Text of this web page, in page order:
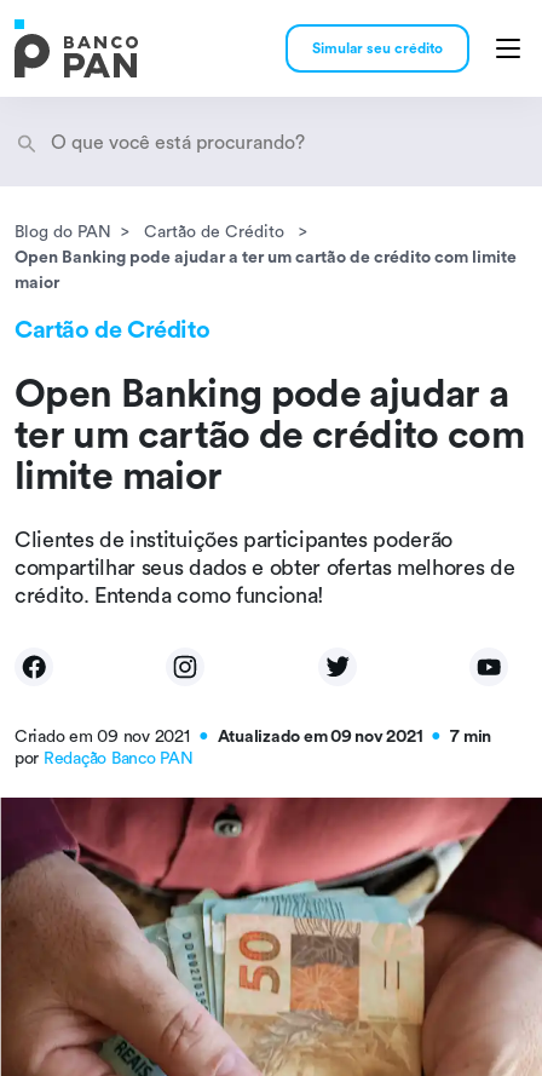
Simular seu crédito
Encontramosresultados
Blog do PAN
Cartão de Crédito
Open Banking pode ajudar a ter um cartão de crédito com limite
maior
Cartão de Crédito
Open Banking pode ajudar a
ter um cartão de crédito com
limite maior
Clientes de instituições participantes poderão
compartilhar seus dados e obter ofertas melhores de
crédito. Entenda como funciona!
Criado em 09 nov 2021 ● Atualizado em 09 nov 2021 ●
7 min
por Redação Banco PAN